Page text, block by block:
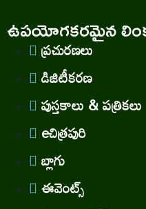
ఉపయోగకరమైన
ప్రచురణలు
డిజిటీకరణ
పుస్తకాలు & పత్రికలు
eచిత్రపురి
బ్లాగు
ఈవెంట్స్